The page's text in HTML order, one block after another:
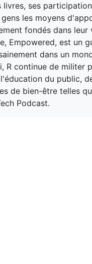
livres, ses
les moyens
fondés dans
Empowered, est un
dans un
R continue de militer
du public,
de bien-être telles
Podcast.